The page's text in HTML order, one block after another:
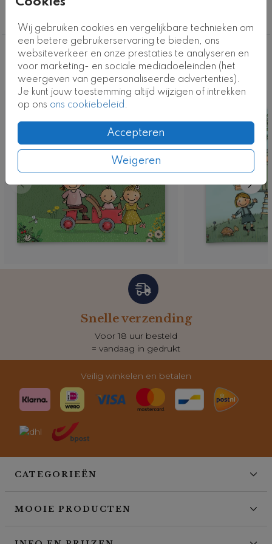
Wij gebruiken cookies en vergelijkbare technieken om
een betere gebruikerservaring te bieden, ons
websiteverkeer en onze prestaties te analyseren en
voor marketing- en sociale mediadoeleinden (het
weergeven van gepersonaliseerde advertenties).
Je kunt jouw toestemming altijd wijzigen of intrekken
op ons ons cookiebeleid.
Accepteren
Weigeren
Deze ontwerpen vind je misschien ook
leuk
Snelle verzending
Voor 18 uur besteld
= vandaag in gedrukt
Veilig winkelen en betalen
CATEGORIEËN
MOOIE PRODUCTEN